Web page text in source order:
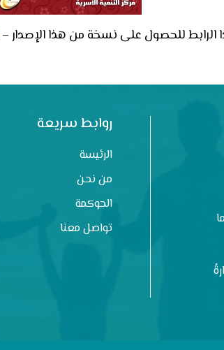
للحصول على نسخة من هذا الإصدار –
روابط سريعة
الرئيسة
من نحن
الحوكمة
تواصل معنا